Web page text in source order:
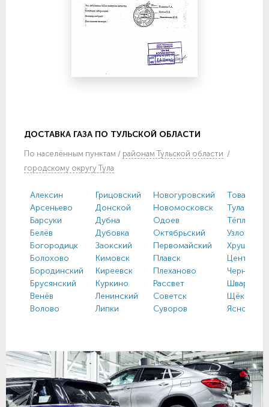
ДОСТАВКА ГАЗА ПО ТУЛЬСКОЙ ОБЛАСТИ
По населённым пунктам / районам Тульской области /
городскому округу Тула
Алексин
Арсеньево
Барсуки
Белёв
Богородицк
Болохово
Бородинский
Брусянский
Венёв
Волово
Грицовский
Донской
Дубна
Дубовка
Заокский
Кимовск
Киреевск
Куркино
Ленинский
Липки
Новогуровский
Новомосковск
Одоев
Октябрьский
Первомайский
Плавск
Плеханово
Рассвет
Советск
Суворов
Тула
Тёплое
Узловая
Хрущево
Чернь
Щёкино
Ясногорск